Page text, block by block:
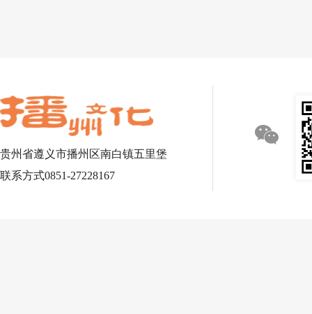
贵州省遵义市播州区南白镇五里堡
联系方式0851-27228167